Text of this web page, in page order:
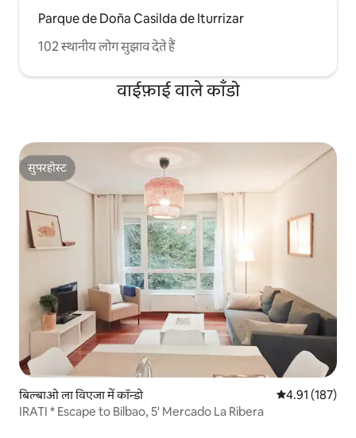
Parque de Doña Casilda de Iturrizar
102 स्थानीय लोग सुझाव देते हैं
वाईफ़ाई वाले काँडो
सुपरहोस्ट
सुपरहोस्ट
बिल्बाओ ला विएजा में कॉन्डो औसत रेटिंग 5 में से
4.91 (187)
IRATI * Escape to Bilbao, 5' Mercado La Ribera